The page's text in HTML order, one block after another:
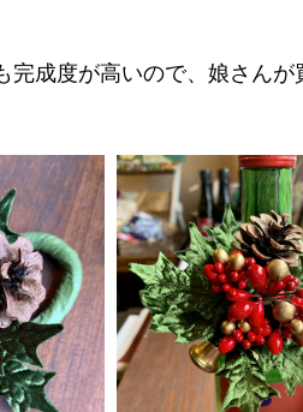
成度が高いので、娘さんが